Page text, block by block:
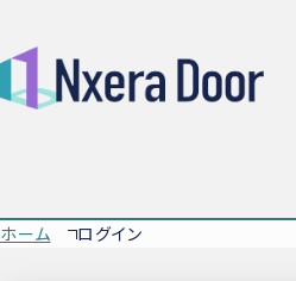
ホーム ログイン